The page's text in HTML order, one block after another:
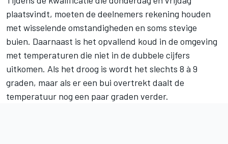
plaatsvindt, moeten de deelnemers rekening houden
met wisselende omstandigheden en soms stevige
buien. Daarnaast is het opvallend koud in de omgeving
met temperaturen die niet in de dubbele cijfers
uitkomen. Als het droog is wordt het slechts 8 à 9
graden, maar als er een bui overtrekt daalt de
temperatuur nog een paar graden verder.